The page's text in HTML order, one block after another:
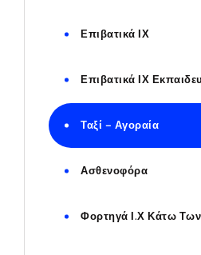
Επιβατικά ΙΧ
Επιβατικά ΙΧ
Ταξί – Αγοραία
Ασθενοφόρα
Φορτηγά Ι.Χ Κάτω